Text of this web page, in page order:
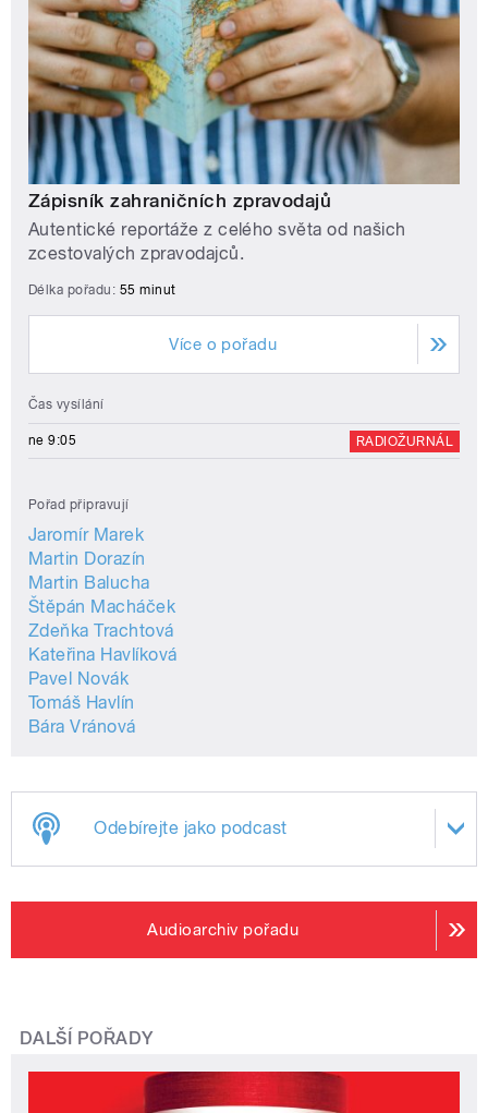
Zápisník zahraničních zpravodajů
Autentické reportáže z celého světa od našich
zcestovalých zpravodajců.
Délka pořadu: 55 minut
Více o pořadu
Čas vysílání
ne 9:05 RADIOŽURNÁL
Pořad připravují
Jaromír Marek
Martin Dorazín
Martin Balucha
Štěpán Macháček
Zdeňka Trachtová
Kateřina Havlíková
Pavel Novák
Tomáš Havlín
Bára Vránová
Odebírejte jako podcast
Audioarchiv pořadu
DALŠÍ POŘADY